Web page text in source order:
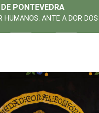
PONTEVEDRA
HUMANOS. ANTE A DOR